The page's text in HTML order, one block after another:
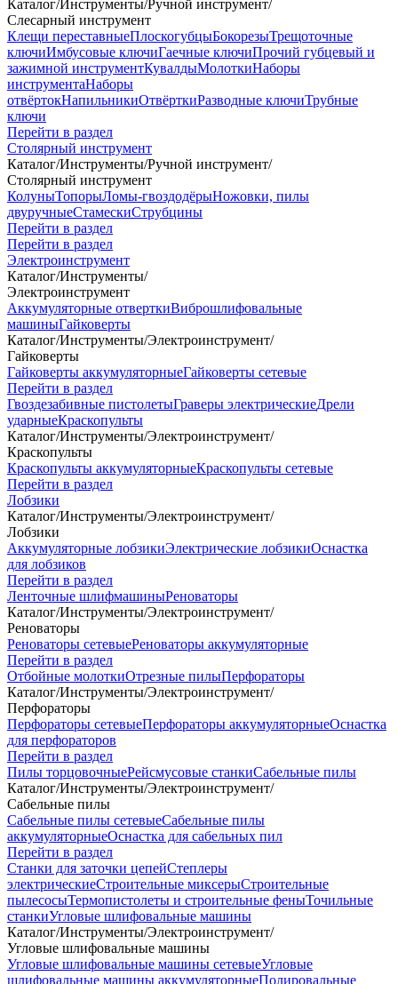
Каталог/Инструменты/Ручной инструмент/
Слесарный инструмент
Клещи переставныеПлоскогубцыБокорезыТрещоточные
ключиИмбусовые ключиГаечные ключиПрочий губцевый и
зажимной инструментКувалдыМолоткиНаборы
инструментаНаборы
отвёртокНапильникиОтвёрткиРазводные ключиТрубные
ключи
Перейти в раздел
Столярный инструмент
Каталог/Инструменты/Ручной инструмент/
Столярный инструмент
КолуныТопорыЛомы-гвоздодёрыНожовки, пилы
двуручныеСтамескиСтрубцины
Перейти в раздел
Перейти в раздел
Электроинструмент
Каталог/Инструменты/
Электроинструмент
Аккумуляторные отверткиВиброшлифовальные
машиныГайковерты
Каталог/Инструменты/Электроинструмент/
Гайковерты
Гайковерты аккумуляторныеГайковерты сетевые
Перейти в раздел
Гвоздезабивные пистолетыГраверы электрическиеДрели
ударныеКраскопульты
Каталог/Инструменты/Электроинструмент/
Краскопульты
Краскопульты аккумуляторныеКраскопульты сетевые
Перейти в раздел
Лобзики
Каталог/Инструменты/Электроинструмент/
Лобзики
Аккумуляторные лобзикиЭлектрические лобзикиОснастка
для лобзиков
Перейти в раздел
Ленточные шлифмашиныРеноваторы
Каталог/Инструменты/Электроинструмент/
Реноваторы
Реноваторы сетевыеРеноваторы аккумуляторные
Перейти в раздел
Отбойные молоткиОтрезные пилыПерфораторы
Каталог/Инструменты/Электроинструмент/
Перфораторы
Перфораторы сетевыеПерфораторы аккумуляторныеОснастка
для перфораторов
Перейти в раздел
Пилы торцовочныеРейсмусовые станкиСабельные пилы
Каталог/Инструменты/Электроинструмент/
Сабельные пилы
Сабельные пилы сетевыеСабельные пилы
аккумуляторныеОснастка для сабельных пил
Перейти в раздел
Станки для заточки цепейСтеплеры
электрическиеСтроительные миксерыСтроительные
пылесосыТермопистолеты и строительные феныТочильные
станкиУгловые шлифовальные машины
Каталог/Инструменты/Электроинструмент/
Угловые шлифовальные машины
Угловые шлифовальные машины сетевыеУгловые
шлифовальные машины аккумуляторныеПолировальные